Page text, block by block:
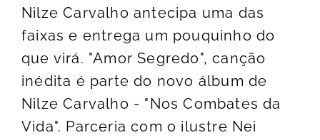
Nilze Carvalho antecipa uma das
faixas e entrega um pouquinho do
que virá. "Amor Segredo", canção
inédita é parte do novo álbum de
Nilze Carvalho - "Nos Combates da
Vida". Parceria com o ilustre Nei